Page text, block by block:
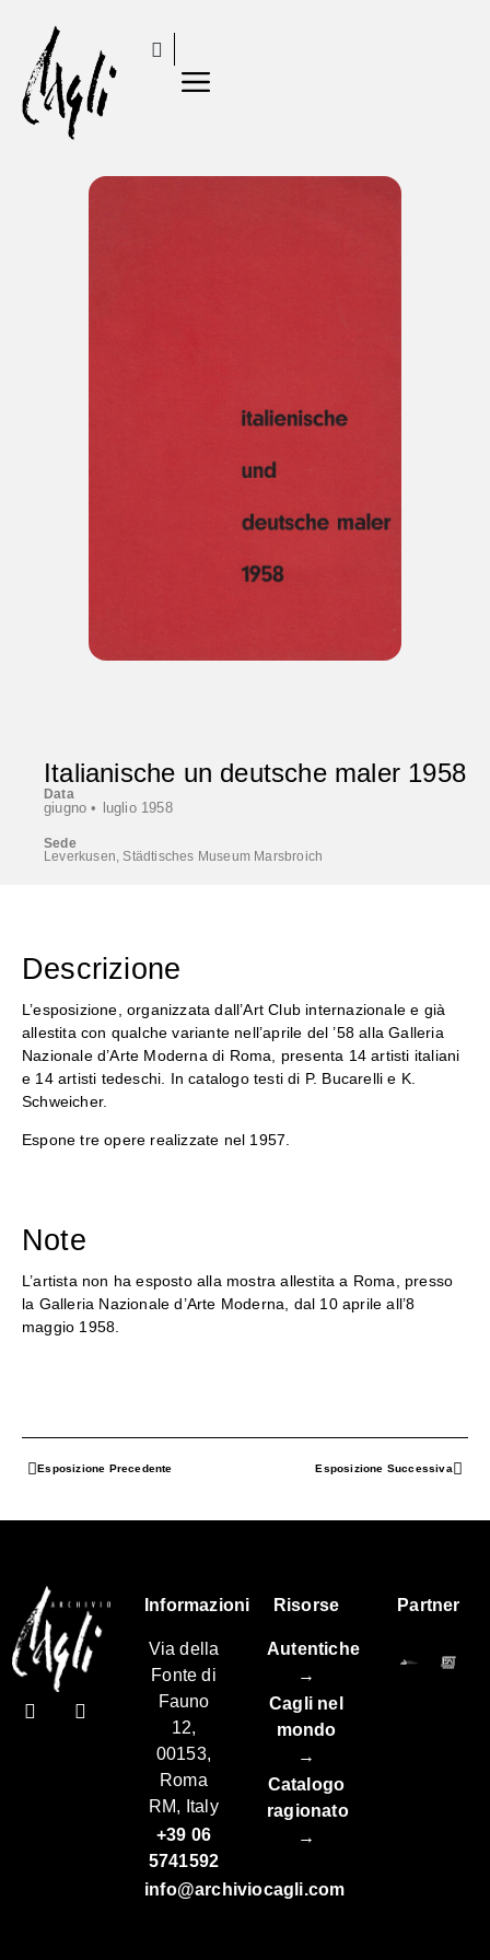
Italianische un deutsche maler 1958
Data
giugno • luglio 1958
Sede
Leverkusen, Städtisches Museum Marsbroich
Descrizione
L’esposizione, organizzata dall’Art Club internazionale e già
allestita con qualche variante nell’aprile del ’58 alla Galleria
Nazionale d’Arte Moderna di Roma, presenta 14 artisti italiani
e 14 artisti tedeschi. In catalogo testi di P. Bucarelli e K.
Schweicher.
Espone tre opere realizzate nel 1957.
Note
L’artista non ha esposto alla mostra allestita a Roma, presso
la Galleria Nazionale d’Arte Moderna, dal 10 aprile all’8
maggio 1958.
Esposizione Precedente Esposizione Successiva
Informazioni
Via della
Fonte di
Fauno
12,
00153,
Roma
RM, Italy
+39 06
5741592
info@archiviocagli.com
Risorse
Autentiche
→
Cagli nel
mondo
→
Catalogo
ragionato
→
Partner